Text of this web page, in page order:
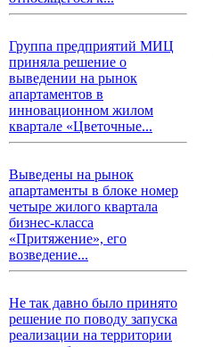
Группа предприятий МИЦ
приняла решение о
выведении на рынок
апартаментов в
инновационном жилом
квартале «Цветочные...
Выведены на рынок
апартаменты в блоке номер
четыре жилого квартала
бизнес-класса
«Притяжение», его
возведение...
Не так давно было принято
решение по поводу запуска
реализации на территории